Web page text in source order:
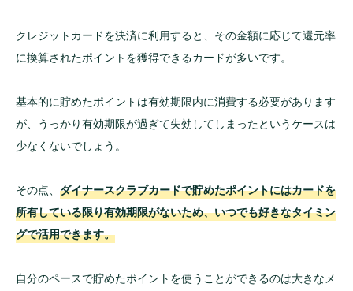
クレジットカードを決済に利用すると、その金額に応じて還元率
に換算されたポイントを獲得できるカードが多いです。
基本的に貯めたポイントは有効期限内に消費する必要があります
が、うっかり有効期限が過ぎて失効してしまったというケースは
少なくないでしょう。
その点、 ダイナースクラブカードで貯めたポイントにはカードを
所有している限り有効期限がないため、いつでも好きなタイミン
グで活用できます。
自分のペースで貯めたポイントを使うことができるのは大きなメ